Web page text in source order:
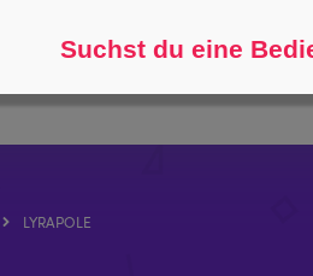
LYRAPOLE
Suchst du eine